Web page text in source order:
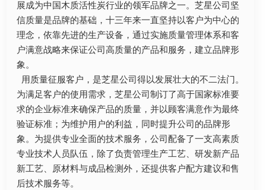
展成为中国木质活性炭行业的领军品牌之一。芝星公司坚
信质量是品牌的基础，十三年来一直坚持以客户为中心的
理念，依靠先进的生产设备，通过实施质量管理体系和客
户满意战略来保证公司高质量的产品和服务，建立品牌形
象。
用质量征服客户，是芝星公司得以发展壮大的不二法门。
为满足客户的使用需求，芝星公司制订了高于国家标准要
求的企业标准来确保产品的质量，并以顾客满意作为最终
验证标准；为维护用户的利益，同时提升公司的品牌形
象。为提供专业全面的技术服务，公司配备了一支高素质
专业技术人员队伍，除了负责管理生产工艺、研发新产品
新工艺、原材料与成品检测外，还提供客户配方建议和售
后技术服务等。